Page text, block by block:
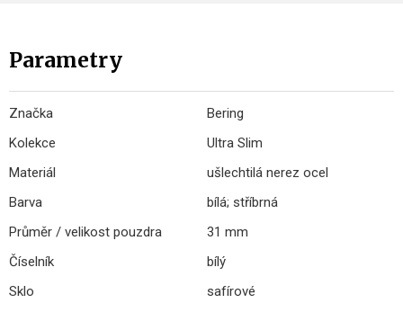
Parametry
Značka
Bering
Kolekce
Ultra Slim
Materiál
ušlechtilá nerez ocel
Barva
bílá; stříbrná
Průměr / velikost pouzdra
31 mm
Číselník
bílý
Sklo
safírové